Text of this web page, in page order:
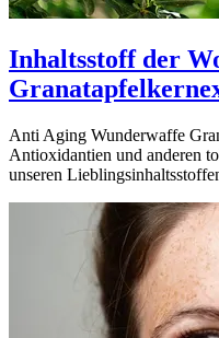
Inhaltsstoff der
Anti Aging Wunderwaffe
Antioxidantien und anderen
unseren